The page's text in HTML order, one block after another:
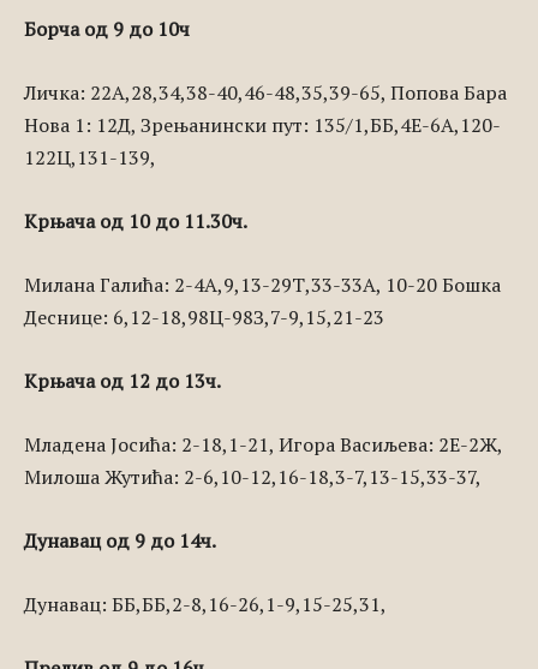
Борча од 9 до 10ч
Личка: 22А,28,34,38-40,46-48,35,39-65, Попова Бара
Нова 1: 12Д, Зрењанински пут: 135/1,ББ,4Е-6А,120-
122Ц,131-139,
Крњача од 10 до 11.30ч.
Милана Галића: 2-4А,9,13-29Т,33-33А, 10-20 Бошка
Деснице: 6,12-18,98Ц-98З,7-9,15,21-23
Крњача од 12 до 13ч.
Младена Јосића: 2-18,1-21, Игора Васиљева: 2Е-2Ж,
Милоша Жутића: 2-6,10-12,16-18,3-7,13-15,33-37,
Дунавац од 9 до 14ч.
Дунавац: ББ,ББ,2-8,16-26,1-9,15-25,31,